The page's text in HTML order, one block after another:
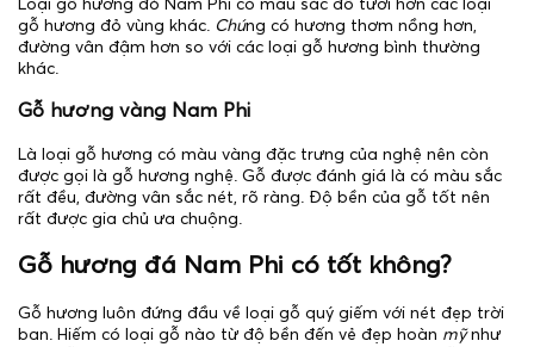
Loại gỗ hương đỏ Nam Phi có màu sắc đổ tươi hơn các loại
gỗ hương đỏ vùng khác. Chúng có hương thơm nồng hơn,
đường vân đậm hơn so với các loại gỗ hương bình thường
khác.
Gỗ hương vàng Nam Phi
Là loại gỗ hương có màu vàng đặc trưng của nghệ nên còn
được gọi là gỗ hương nghệ. Gỗ được đánh giá là có màu sắc
rất đều, đường vân sắc nét, rõ ràng. Độ bền của gỗ tốt nên
rất được gia chủ ưa chuộng.
Gỗ hương đá Nam Phi có tốt không?
Gỗ hương luôn đứng đầu về loại gỗ quý giếm với nét đẹp trời
ban. Hiếm có loại gỗ nào từ độ bền đến vẻ đẹp hoàn mỹnhư